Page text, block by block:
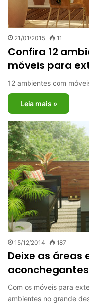
21/01/2015 11
Confira 12
móveis para
12 ambientes com
Leia mais »
15/12/2014 187
Deixe as áreas
Com os móveis para
ambientes no grande